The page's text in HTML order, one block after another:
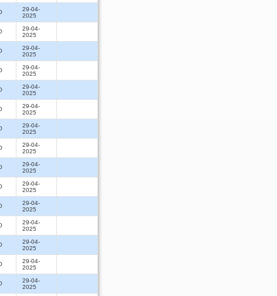
29-04-
2025
29-04-
2025
29-04-
2025
29-04-
2025
29-04-
2025
29-04-
2025
29-04-
2025
29-04-
2025
29-04-
2025
29-04-
2025
29-04-
2025
29-04-
2025
29-04-
2025
29-04-
2025
29-04-
2025